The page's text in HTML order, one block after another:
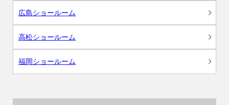
広島ショールーム
高松ショールーム
福岡ショールーム